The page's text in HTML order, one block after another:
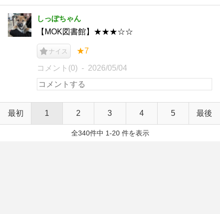
しっぽちゃん
【MOK図書館】★★★☆☆
ナイス ★7
コメント(0) 2026/05/04
最初 1 2 3 4 5 最後
全340件中 1-20 件を表示